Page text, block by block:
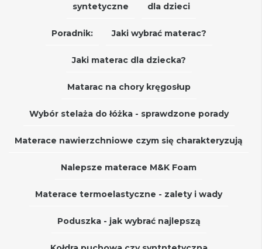
syntetyczne dla dzieci
Poradnik: Jaki wybrać materac?
Jaki materac dla dziecka?
Matarac na chory kręgosłup
Wybór stelaża do łóżka - sprawdzone porady
Materace nawierzchniowe czym się charakteryzują
Nalepsze materace M&K Foam
Materace termoelastyczne - zalety i wady
Poduszka - jak wybrać najlepszą